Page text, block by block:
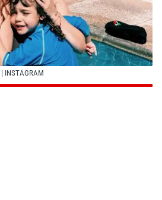
| INSTAGRAM